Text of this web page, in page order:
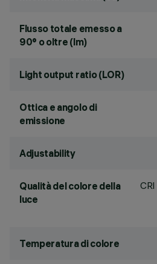
Flusso totale emesso a
90° o oltre (lm)
Light output ratio (LOR)
Ottica e angolo di
emissione
Adjustability
Qualità del colore della
luce
CRI
Temperatura di colore